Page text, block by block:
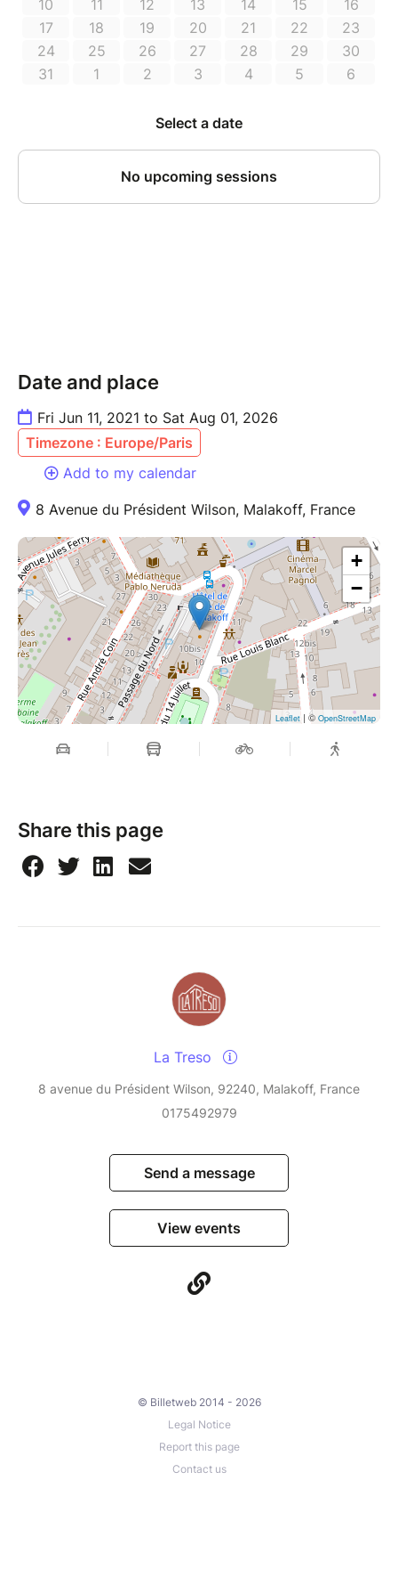
Date and place
Fri Jun 11, 2021 to Sat Aug 01, 2026
Timezone : Europe/Paris
Add to my calendar
8 Avenue du Président Wilson, Malakoff, France
+
−
Leaflet | © OpenStreetMap
Share this page
La Treso
8 avenue du Président Wilson, 92240, Malakoff, France
0175492979
Send a message
View events
© Billetweb 2014 - 2026
Legal Notice
Report this page
Contact us